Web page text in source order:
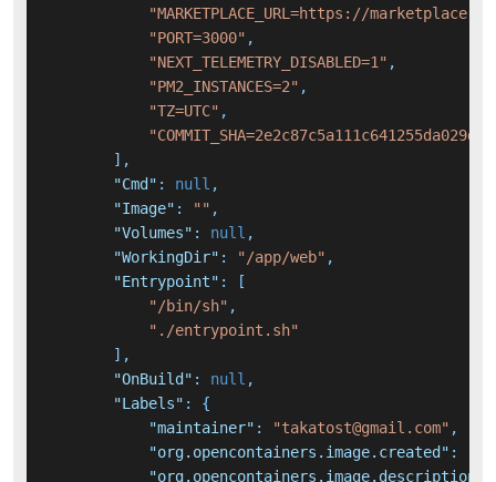
"MARKETPLACE_URL=https://
"PORT=3000" ,
"NEXT_TELEMETRY_DISABLED=1" ,
"PM2_INSTANCES=2" ,
"TZ=UTC" ,
] ,
"Cmd" : null ,
"Image" : "" ,
"Volumes" : null ,
"WorkingDir" : "/app/web" ,
"Entrypoint" :
[
"/bin/sh" ,
"./entrypoint.sh"
] ,
"OnBuild" : null ,
"Labels" :
{
"maintainer" : "takatost@gmail.com" ,
"org.opencontainers.image.created" :
"org.opencontainers.image.description"